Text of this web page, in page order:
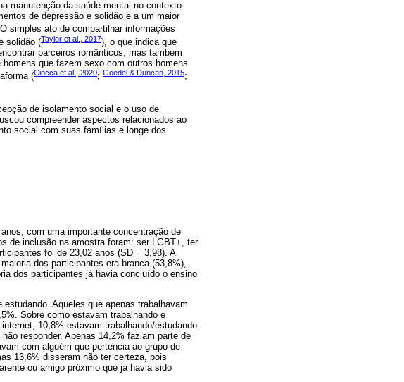
manutenção da saúde mental no contexto
de depressão e solidão e a um maior
simples ato de compartilhar informações
solidão (Taylor et al., 2017), o que indica que
parceiros românticos, mas também
que fazem sexo com outros homens
(Ciocca et al., 2020; Goedel & Duncan, 2015;
de isolamento social e o uso de
compreender aspectos relacionados ao
social com suas famílias e longe dos
com uma importante concentração de
de inclusão na amostra foram: ser LGBT+, ter
foi de 23,02 anos (SD = 3,98). A
dos participantes era branca (53,8%),
dos participantes já havia concluído o ensino
Aqueles que apenas trabalhavam
Sobre como estavam trabalhando e
10,8% estavam trabalhando/estudando
responder. Apenas 14,2% faziam parte de
com alguém que pertencia ao grupo de
13,6% disseram não ter certeza, pois
ou amigo próximo que já havia sido